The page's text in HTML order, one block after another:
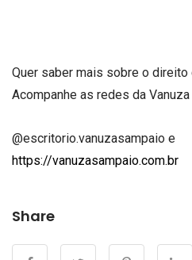
Quer saber mais sobre o
Acompanhe as redes da
@escritorio.vanuzasampaio e
https://vanuzasampaio.com.br
Share